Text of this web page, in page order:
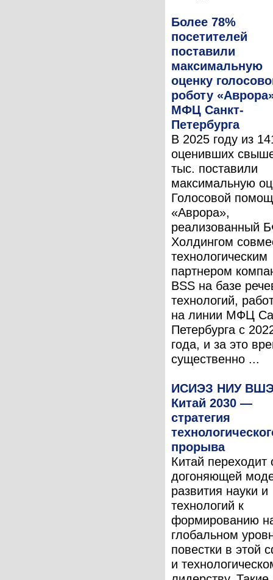
Более 78%
посетителей
поставили
максимальную
оценку
роботу
МФЦ Санкт-
Петербурга
В 2025 году из
оценивших
тыс. поставили
максимальную
Голосовой
«Аврора»,
реализованный
Холдингом
технологическим
партнером
BSS на базе
технологий,
на линии МФЦ
Петербурга с
года, и за это
существенно ...
ИСИЭЗ НИУ
Китай 2030 —
стратегия
прорыва
Китай переходит
догоняющей
развития науки и
технологий к
формированию
глобальном
повестки в этой
и